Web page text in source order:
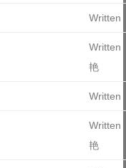
Written
Written
艳
Written
Written
艳